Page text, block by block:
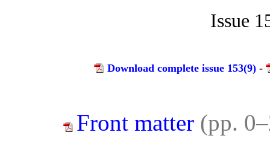
Issue
Download complete issue 153(9)-
Front matter (pp.